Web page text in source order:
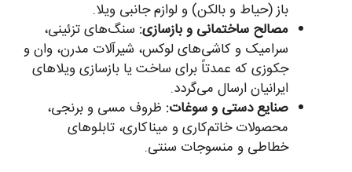
باز (حیاط و بالکن) و لوازم جانبی ویلا.
مصالح ساختمانی و بازسازی: سنگ‌های تزئینی،
سرامیک و کاشی‌های لوکس، شیرآلات مدرن، وان و
جکوزی که عمدتاً برای ساخت یا بازسازی ویلاهای
ایرانیان ارسال می‌گردد.
صنایع دستی و سوغات: ظروف مسی و برنجی،
محصولات خاتم‌کاری و میناکاری، تابلوهای
خطاطی و منسوجات سنتی.